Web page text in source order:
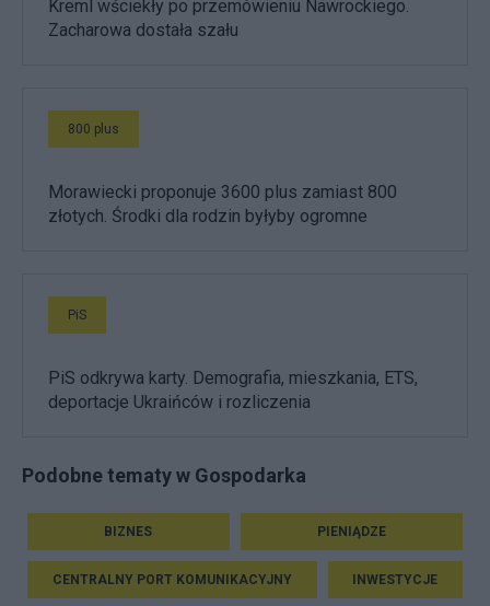
Kreml wściekły po przemówieniu Nawrockiego.
Zacharowa dostała szału
800 plus
Morawiecki proponuje 3600 plus zamiast 800
złotych. Środki dla rodzin byłyby ogromne
PiS
PiS odkrywa karty. Demografia, mieszkania, ETS,
deportacje Ukraińców i rozliczenia
Podobne tematy w Gospodarka
BIZNES PIENIĄDZE
CENTRALNY PORT KOMUNIKACYJNY INWESTYCJE